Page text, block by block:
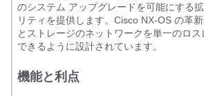
のシステム アップグレードを可能にする
リティを提供します。Cisco NX-OS の革
とストレージのネットワークを単一のロ
できるように設計されています。
機能と利点